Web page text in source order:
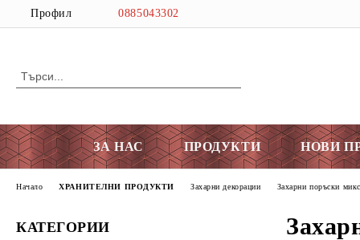
Профил 0885043302
ЗА НАС ПРОДУКТИ НОВИ
КАТЕГОРИИ
Начало ХРАНИТЕЛНИ ПРОДУКТИ Захарни декорации Захарни поръски микс